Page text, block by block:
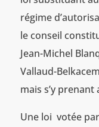
régime
le conseil
Jean-Michel
Vallaud-
mais s’y
Une loi votée